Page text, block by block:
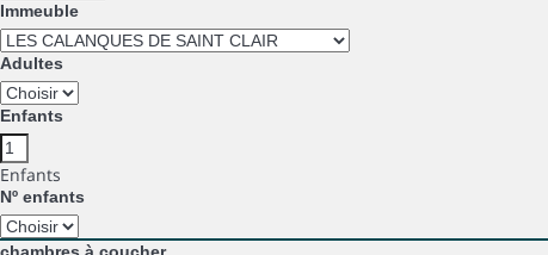
Immeuble
Adultes
Enfants
Enfants
Nº enfants